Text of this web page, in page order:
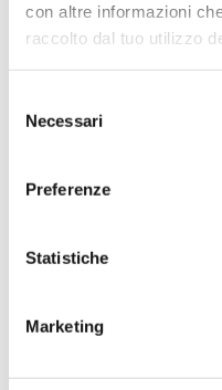
con altre informazioni
raccolto dal tuo utilizzo
delNecessari
Preferenze
Statistiche
Marketing
Carta